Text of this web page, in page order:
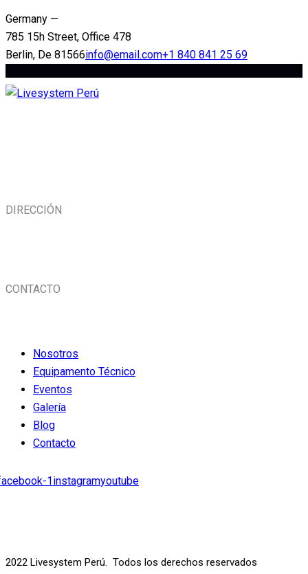
Germany —
785 15h Street, Office 478
Berlin, De 81566info@email.com+1 840 841 25 69
DIRECCIÓN
CONTACTO
Nosotros
Equipamento Técnico
Eventos
Galería
Blog
Contacto
1instagramyoutube
2022 Livesystem Perú. Todos los derechos reservados